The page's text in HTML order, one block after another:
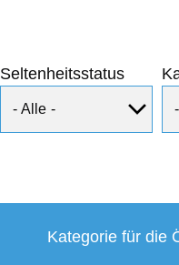
Seltenheitsstatus
Kategorie für die